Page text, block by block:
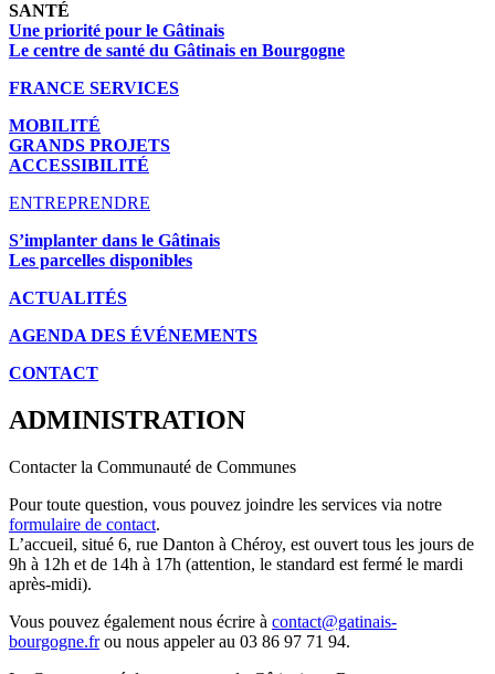
SANTÉ
Une priorité pour le Gâtinais
Le centre de santé du Gâtinais en Bourgogne
FRANCE SERVICES
MOBILITÉ
GRANDS PROJETS
ACCESSIBILITÉ
ENTREPRENDRE
S’implanter dans le Gâtinais
Les parcelles disponibles
ACTUALITÉS
AGENDA DES ÉVÉNEMENTS
CONTACT
ADMINISTRATION
Contacter la Communauté de Communes
Pour toute question, vous pouvez joindre les services via notre
formulaire de contact.
L’accueil, situé 6, rue Danton à Chéroy, est ouvert tous les jours de
9h à 12h et de 14h à 17h (attention, le standard est fermé le mardi
après-midi).
Vous pouvez également nous écrire à contact@gatinais-
bourgogne.frou nous appeler au 03 86 97 71 94.